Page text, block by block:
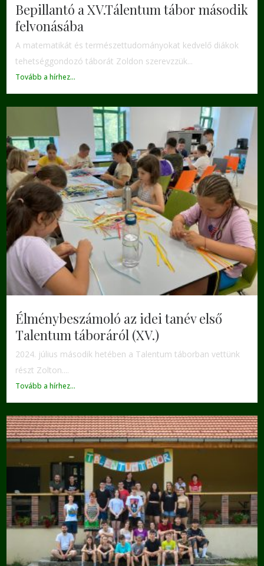
Bepillantó a XV.Tálentum tábor második
felvonásába
A matematikát és természettudományokat kedvelő diákok
tehetséggondozó táborát Zoldon szerevzzük...
Tovább a hírhez...
Élménybeszámoló az idei tanév első
Talentum táboráról (XV.)
2024. július második hetében a Talentum táborban vettünk
részt Zolton....
Tovább a hírhez...